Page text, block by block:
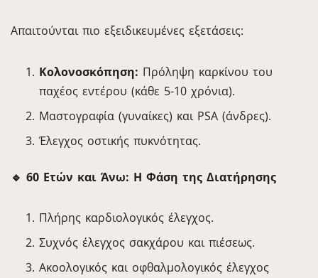
Απαιτούνται πιο εξειδικευμένες εξετάσεις:
Κολονοσκόπηση: Πρόληψη καρκίνου του
παχέος εντέρου (κάθε 5-10 χρόνια).
Μαστογραφία (γυναίκες) και PSA (άνδρες).
Έλεγχος οστικής πυκνότητας.
🔹 60 Ετών και Άνω: Η Φάση της Διατήρησης
Πλήρης καρδιολογικός έλεγχος.
Συχνός έλεγχος σακχάρου και πιέσεως.
Ακοολογικός και οφθαλμολογικός έλεγχος